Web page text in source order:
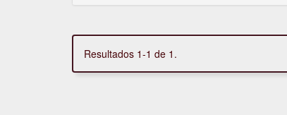
Resultados 1-1 de 1.